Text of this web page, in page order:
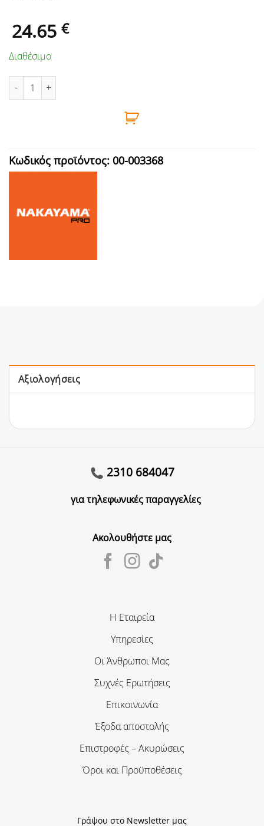
24.65 €
Διαθέσιμο
ΠΡΟΓΡΑΜΜΑΤΙΣΤΗΣ ΠΟΤΙΣΜΑΤΟΣ ΜΠΑΤΑΡΙΑΣ, ΜΕ ΔΥΟ
Κωδικός προϊόντος: 00-003368
Αξιολογήσεις
2310 684047
για τηλεφωνικές παραγγελίες
Ακολουθήστε μας
Η Εταιρεία
Υπηρεσίες
Οι Άνθρωποι Μας
Συχνές Ερωτήσεις
Επικοινωνία
Έξοδα αποστολής
Επιστροφές – Ακυρώσεις
Όροι και Προϋποθέσεις
Γράψου στο Newsletter μας